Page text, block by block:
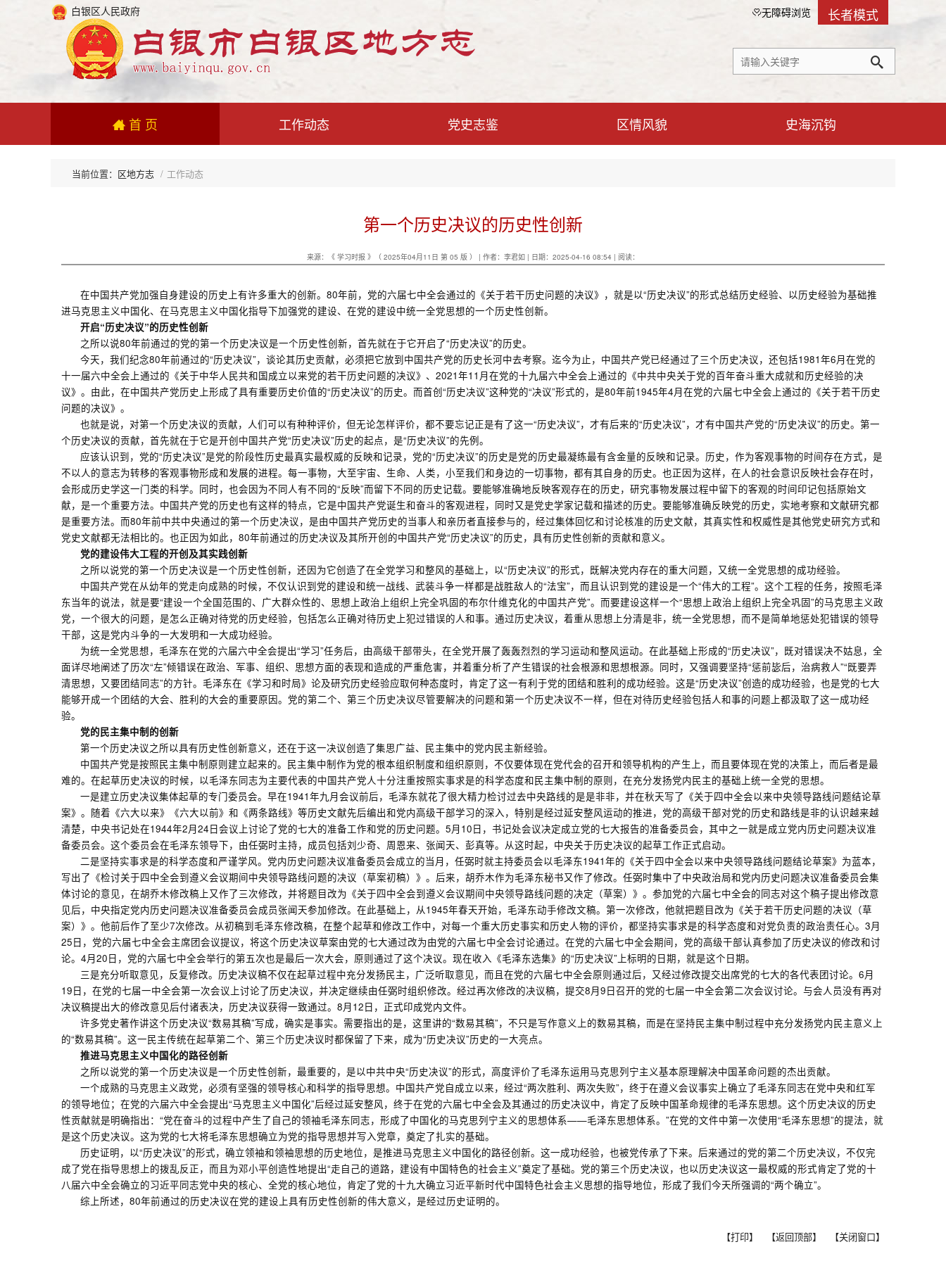
白银区人民政府 长者模式
无障碍浏览
首 页 工作动态 党史志鉴 区情风貌 史海沉钩
区地方志 工作动态
第一个历史决议的历史性创新
来源：《 学习时报 》（ 2025年04月11日 第 05 版 ） | 作者：李君如 | 日期：2025-04-16 08:54 | 阅读：
在中国共产党加强自身建设的历史上有许多重大的创新。80年前，党的六届七中全会通过的《关于若干历史问题的决议》，就是以“历史决议”的形式总结历史经验、以历史经验为基础推
进马克思主义中国化、在马克思主义中国化指导下加强党的建设、在党的建设中统一全党思想的一个历史性创新。
开启“历史决议”的历史性创新
之所以说80年前通过的党的第一个历史决议是一个历史性创新，首先就在于它开启了“历史决议”的历史。
今天，我们纪念80年前通过的“历史决议”，谈论其历史贡献，必须把它放到中国共产党的历史长河中去考察。迄今为止，中国共产党已经通过了三个历史决议，还包括1981年6月在党的
十一届六中全会上通过的《关于中华人民共和国成立以来党的若干历史问题的决议》、2021年11月在党的十九届六中全会上通过的《中共中央关于党的百年奋斗重大成就和历史经验的决
议》。由此，在中国共产党历史上形成了具有重要历史价值的“历史决议”的历史。而首创“历史决议”这种党的“决议”形式的，是80年前1945年4月在党的六届七中全会上通过的《关于若干历史
问题的决议》。
也就是说，对第一个历史决议的贡献，人们可以有种种评价，但无论怎样评价，都不要忘记正是有了这一“历史决议”，才有后来的“历史决议”，才有中国共产党的“历史决议”的历史。第一
个历史决议的贡献，首先就在于它是开创中国共产党“历史决议”历史的起点，是“历史决议”的先例。
应该认识到，党的“历史决议”是党的阶段性历史最真实最权威的反映和记录，党的“历史决议”的历史是党的历史最凝练最有含金量的反映和记录。历史，作为客观事物的时间存在方式，是
不以人的意志为转移的客观事物形成和发展的进程。每一事物，大至宇宙、生命、人类，小至我们和身边的一切事物，都有其自身的历史。也正因为这样，在人的社会意识反映社会存在时，
会形成历史学这一门类的科学。同时，也会因为不同人有不同的“反映”而留下不同的历史记载。要能够准确地反映客观存在的历史，研究事物发展过程中留下的客观的时间印记包括原始文
献，是一个重要方法。中国共产党的历史也有这样的特点，它是中国共产党诞生和奋斗的客观进程，同时又是党史学家记载和描述的历史。要能够准确反映党的历史，实地考察和文献研究都
是重要方法。而80年前中共中央通过的第一个历史决议，是由中国共产党历史的当事人和亲历者直接参与的，经过集体回忆和讨论核准的历史文献，其真实性和权威性是其他党史研究方式和
党史文献都无法相比的。也正因为如此，80年前通过的历史决议及其所开创的中国共产党“历史决议”的历史，具有历史性创新的贡献和意义。
党的建设伟大工程的开创及其实践创新
之所以说党的第一个历史决议是一个历史性创新，还因为它创造了在全党学习和整风的基础上，以“历史决议”的形式，既解决党内存在的重大问题，又统一全党思想的成功经验。
中国共产党在从幼年的党走向成熟的时候，不仅认识到党的建设和统一战线、武装斗争一样都是战胜敌人的“法宝”，而且认识到党的建设是一个“伟大的工程”。这个工程的任务，按照毛泽
东当年的说法，就是要“建设一个全国范围的、广大群众性的、思想上政治上组织上完全巩固的布尔什维克化的中国共产党”。而要建设这样一个“思想上政治上组织上完全巩固”的马克思主义政
党，一个很大的问题，是怎么正确对待党的历史经验，包括怎么正确对待历史上犯过错误的人和事。通过历史决议，着重从思想上分清是非，统一全党思想，而不是简单地惩处犯错误的领导
干部，这是党内斗争的一大发明和一大成功经验。
为统一全党思想，毛泽东在党的六届六中全会提出“学习”任务后，由高级干部带头，在全党开展了轰轰烈烈的学习运动和整风运动。在此基础上形成的“历史决议”，既对错误决不姑息，全
面详尽地阐述了历次“左”倾错误在政治、军事、组织、思想方面的表现和造成的严重危害，并着重分析了产生错误的社会根源和思想根源。同时，又强调要坚持“惩前毖后，治病救人”“既要弄
清思想，又要团结同志”的方针。毛泽东在《学习和时局》论及研究历史经验应取何种态度时，肯定了这一有利于党的团结和胜利的成功经验。这是“历史决议”创造的成功经验，也是党的七大
能够开成一个团结的大会、胜利的大会的重要原因。党的第二个、第三个历史决议尽管要解决的问题和第一个历史决议不一样，但在对待历史经验包括人和事的问题上都汲取了这一成功经
验。
党的民主集中制的创新
第一个历史决议之所以具有历史性创新意义，还在于这一决议创造了集思广益、民主集中的党内民主新经验。
中国共产党是按照民主集中制原则建立起来的。民主集中制作为党的根本组织制度和组织原则，不仅要体现在党代会的召开和领导机构的产生上，而且要体现在党的决策上，而后者是最
难的。在起草历史决议的时候，以毛泽东同志为主要代表的中国共产党人十分注重按照实事求是的科学态度和民主集中制的原则，在充分发扬党内民主的基础上统一全党的思想。
一是建立历史决议集体起草的专门委员会。早在1941年九月会议前后，毛泽东就花了很大精力检讨过去中央路线的是是非非，并在秋天写了《关于四中全会以来中央领导路线问题结论草
案》。随着《六大以来》《六大以前》和《两条路线》等历史文献先后编出和党内高级干部学习的深入，特别是经过延安整风运动的推进，党的高级干部对党的历史和路线是非的认识越来越
清楚，中央书记处在1944年2月24日会议上讨论了党的七大的准备工作和党的历史问题。5月10日，书记处会议决定成立党的七大报告的准备委员会，其中之一就是成立党内历史问题决议准
备委员会。这个委员会在毛泽东领导下，由任弼时主持，成员包括刘少奇、周恩来、张闻天、彭真等。从这时起，中央关于历史决议的起草工作正式启动。
二是坚持实事求是的科学态度和严谨学风。党内历史问题决议准备委员会成立的当月，任弼时就主持委员会以毛泽东1941年的《关于四中全会以来中央领导路线问题结论草案》为蓝本，
写出了《检讨关于四中全会到遵义会议期间中央领导路线问题的决议（草案初稿）》。后来，胡乔木作为毛泽东秘书又作了修改。任弼时集中了中央政治局和党内历史问题决议准备委员会集
体讨论的意见，在胡乔木修改稿上又作了三次修改，并将题目改为《关于四中全会到遵义会议期间中央领导路线问题的决定（草案）》。参加党的六届七中全会的同志对这个稿子提出修改意
见后，中央指定党内历史问题决议准备委员会成员张闻天参加修改。在此基础上，从1945年春天开始，毛泽东动手修改文稿。第一次修改，他就把题目改为《关于若干历史问题的决议（草
案）》。他前后作了至少7次修改。从初稿到毛泽东修改稿，在整个起草和修改工作中，对每一个重大历史事实和历史人物的评价，都坚持实事求是的科学态度和对党负责的政治责任心。3月
25日，党的六届七中全会主席团会议提议，将这个历史决议草案由党的七大通过改为由党的六届七中全会讨论通过。在党的六届七中全会期间，党的高级干部认真参加了历史决议的修改和讨
论。4月20日，党的六届七中全会举行的第五次也是最后一次大会，原则通过了这个决议。现在收入《毛泽东选集》的“历史决议”上标明的日期，就是这个日期。
三是充分听取意见，反复修改。历史决议稿不仅在起草过程中充分发扬民主，广泛听取意见，而且在党的六届七中全会原则通过后，又经过修改提交出席党的七大的各代表团讨论。6月
19日，在党的七届一中全会第一次会议上讨论了历史决议，并决定继续由任弼时组织修改。经过再次修改的决议稿，提交8月9日召开的党的七届一中全会第二次会议讨论。与会人员没有再对
决议稿提出大的修改意见后付诸表决，历史决议获得一致通过。8月12日，正式印成党内文件。
许多党史著作讲这个历史决议“数易其稿”写成，确实是事实。需要指出的是，这里讲的“数易其稿”，不只是写作意义上的数易其稿，而是在坚持民主集中制过程中充分发扬党内民主意义上
的“数易其稿”。这一民主传统在起草第二个、第三个历史决议时都保留了下来，成为“历史决议”历史的一大亮点。
推进马克思主义中国化的路径创新
之所以说党的第一个历史决议是一个历史性创新，最重要的，是以中共中央“历史决议”的形式，高度评价了毛泽东运用马克思列宁主义基本原理解决中国革命问题的杰出贡献。
一个成熟的马克思主义政党，必须有坚强的领导核心和科学的指导思想。中国共产党自成立以来，经过“两次胜利、两次失败”，终于在遵义会议事实上确立了毛泽东同志在党中央和红军
的领导地位；在党的六届六中全会提出“马克思主义中国化”后经过延安整风，终于在党的六届七中全会及其通过的历史决议中，肯定了反映中国革命规律的毛泽东思想。这个历史决议的历史
性贡献就是明确指出：“党在奋斗的过程中产生了自己的领袖毛泽东同志，形成了中国化的马克思列宁主义的思想体系——毛泽东思想体系。”在党的文件中第一次使用“毛泽东思想”的提法，就
是这个历史决议。这为党的七大将毛泽东思想确立为党的指导思想并写入党章，奠定了扎实的基础。
历史证明，以“历史决议”的形式，确立领袖和领袖思想的历史地位，是推进马克思主义中国化的路径创新。这一成功经验，也被党传承了下来。后来通过的党的第二个历史决议，不仅完
成了党在指导思想上的拨乱反正，而且为邓小平创造性地提出“走自己的道路，建设有中国特色的社会主义”奠定了基础。党的第三个历史决议，也以历史决议这一最权威的形式肯定了党的十
八届六中全会确立的习近平同志党中央的核心、全党的核心地位，肯定了党的十九大确立习近平新时代中国特色社会主义思想的指导地位，形成了我们今天所强调的“两个确立”。
综上所述，80年前通过的历史决议在党的建设上具有历史性创新的伟大意义，是经过历史证明的。
【打印】 【返回顶部】 【关闭窗口】